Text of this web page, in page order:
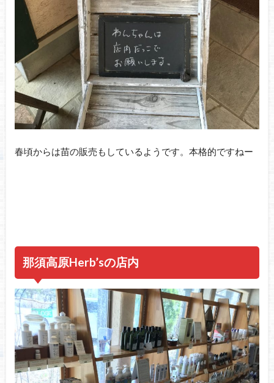
春頃からは苗の販売もしているようです。本格的ですねー
那須高原Herb’sの店内